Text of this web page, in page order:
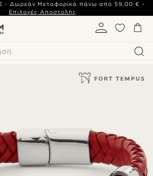
- Δωρεάν Μεταφορικά πάνω από 59,00 € -
Επιλογές Αποστολής